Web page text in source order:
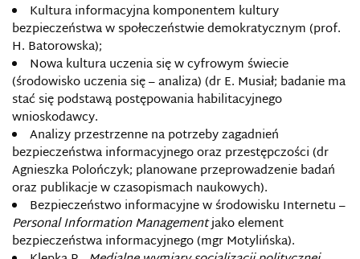
Kultura informacyjna komponentem kultury
bezpieczeństwa w społeczeństwie demokratycznym (prof.
H. Batorowska);
Nowa kultura uczenia się w cyfrowym świecie
(środowisko uczenia się – analiza) (dr E. Musiał; badanie ma
stać się podstawą postępowania habilitacyjnego
wnioskodawcy.
Analizy przestrzenne na potrzeby zagadnień
bezpieczeństwa informacyjnego oraz przestępczości (dr
Agnieszka Polończyk; planowane przeprowadzenie badań
oraz publikacje w czasopismach naukowych).
Bezpieczeństwo informacyjne w środowisku Internetu –
Personal Information Managementjako element
bezpieczeństwa informacyjnego (mgr Motylińska).